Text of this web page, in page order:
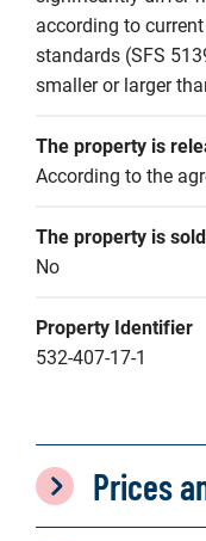
according to
standards (SFS
smaller or larger
The property is
According to the
The property is
No
Property Identifier
532-407-17-1
Prices